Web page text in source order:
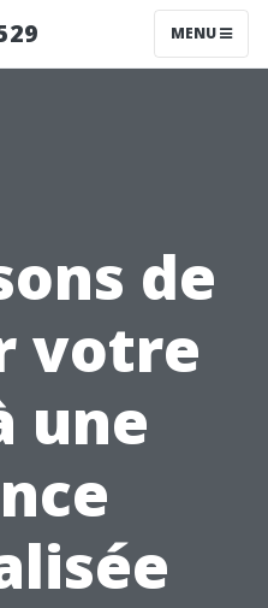
MENU
de
votre
une